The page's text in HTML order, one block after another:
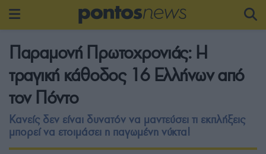
Παραμονή Πρωτοχρονιάς: Η
τραγική κάθοδος 16 Ελλήνων από
τον Πόντο
Κανείς δεν είναι δυνατόν να μαντεύσει τι εκπλήξεις
μπορεί να ετοιμάσει η παγωμένη νύκτα!